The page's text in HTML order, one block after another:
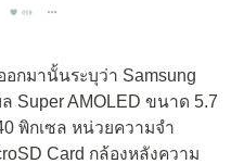
อกมานั้นระบุว่า Samsung
Super AMOLED ขนาด 5.7
พิกเซล หน่วยความจำ
Card กล้องหลังความ